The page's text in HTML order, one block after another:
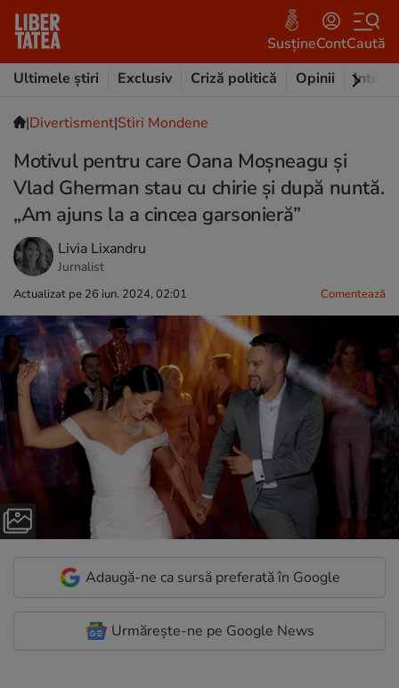
SusțineContCaută
Ultimele știri
Exclusiv Criză politică Opinii
|Divertisment|Stiri Mondene
Motivul pentru care Oana Moșneagu și
Vlad Gherman stau cu chirie și după nuntă.
„Am ajuns la a cincea garsonieră”
Livia Lixandru
Jurnalist
Actualizat pe 26 iun. 2024, 02:01 Comentează
Adaugă-ne ca sursă preferată în Google
Urmărește-ne pe Google News